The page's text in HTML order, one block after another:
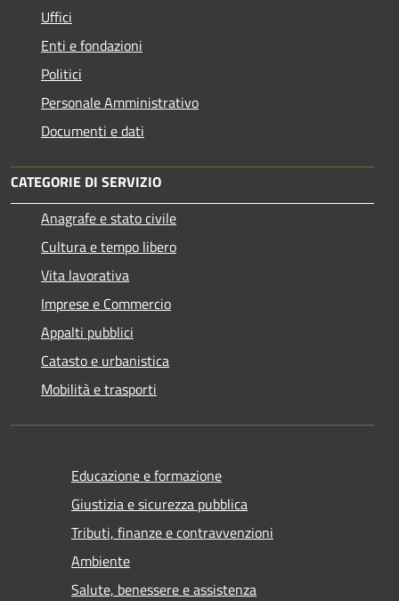
Uffici
Enti e fondazioni
Politici
Personale Amministrativo
Documenti e dati
CATEGORIE DI SERVIZIO
Anagrafe e stato civile
Cultura e tempo libero
Vita lavorativa
Imprese e Commercio
Appalti pubblici
Catasto e urbanistica
Mobilità e trasporti
Educazione e formazione
Giustizia e sicurezza pubblica
Tributi, finanze e contravvenzioni
Ambiente
Salute, benessere e assistenza